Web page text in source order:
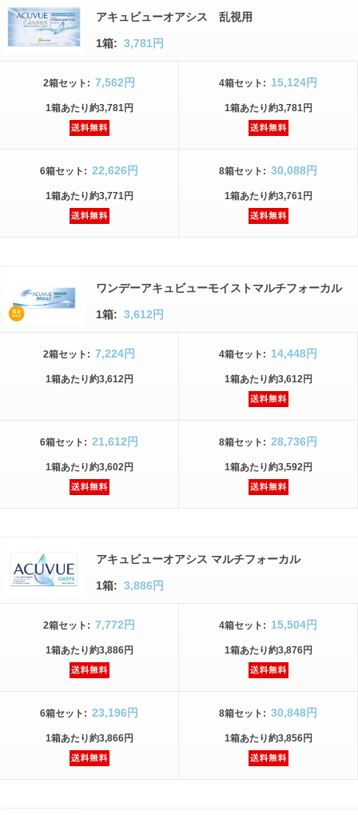
アキュビューオアシス 乱視用
1箱: 3,781円
2箱セット : 7,562円
1箱あたり約3,781円
4箱セット : 15,124円
1箱あたり約3,781円
6箱セット : 22,626円
1箱あたり約3,771円
8箱セット : 30,088円
1箱あたり約3,761円
ワンデーアキュビューモイストマルチフォーカル
1箱: 3,612円
2箱セット : 7,224円
1箱あたり約3,612円
4箱セット : 14,448円
1箱あたり約3,612円
6箱セット : 21,612円
1箱あたり約3,602円
8箱セット : 28,736円
1箱あたり約3,592円
アキュビューオアシス マルチフォーカル
1箱: 3,886円
2箱セット : 7,772円
1箱あたり約3,886円
4箱セット : 15,504円
1箱あたり約3,876円
6箱セット : 23,196円
1箱あたり約3,866円
8箱セット : 30,848円
1箱あたり約3,856円